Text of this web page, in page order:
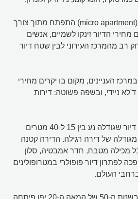
הרעיון של מיקרו דירה (micro apartment) התפתח מתוך צורך
הדיור זינקו לשמיים, אנשים
רב מהמרכז העירוני לבין שטח דיור
העניינים, מקום בו יקרים מחירי
ד'לא ניידי, ובשפה פשוטה: דירות
מיקרו דירה היא יחידת דיור שגודלה נע בין 15 ל-40 מטרים
של דירה רגילה. הדירה קטנה
מכילה מטבח, חדר אמבטיה, סלון
לפתרון דיור פופולרי במטרופולינים
העולם.
הרעיון אינו חדש. כבר בשנות ה-50 של המאה ה-20 יפן פיתחה